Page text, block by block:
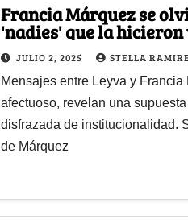
Francia Márquez se
'nadies' que la
JULIO 2, 2025 STELLA
Mensajes entre Leyva y Francia
afectuoso, revelan una
disfrazada de institucionalidad.
de Márquez